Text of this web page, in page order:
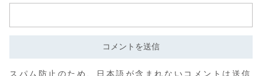
スパム防止のため、日本語が含まれないコメントは送信